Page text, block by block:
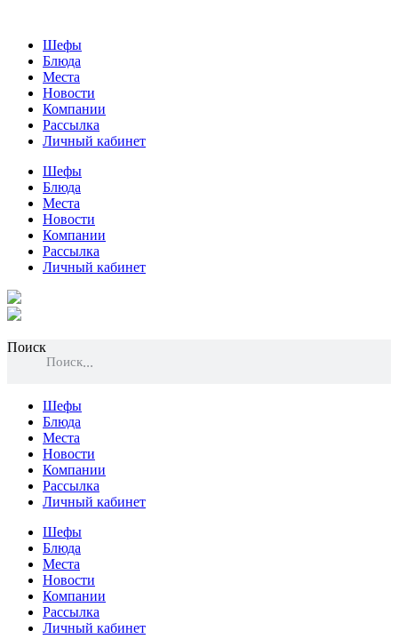
Шефы
Блюда
Места
Новости
Компании
Рассылка
Личный кабинет
Шефы
Блюда
Места
Новости
Компании
Рассылка
Личный кабинет
Поиск
Поиск
Шефы
Блюда
Места
Новости
Компании
Рассылка
Личный кабинет
Шефы
Блюда
Места
Новости
Компании
Рассылка
Личный кабинет